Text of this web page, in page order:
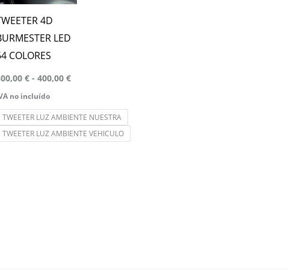
4D
LED
COLORES
€ - 400,00 €
no incluído
TWEETER LUZ AMBIENTE NUESTRA
TWEETER LUZ AMBIENTE VEHICULO